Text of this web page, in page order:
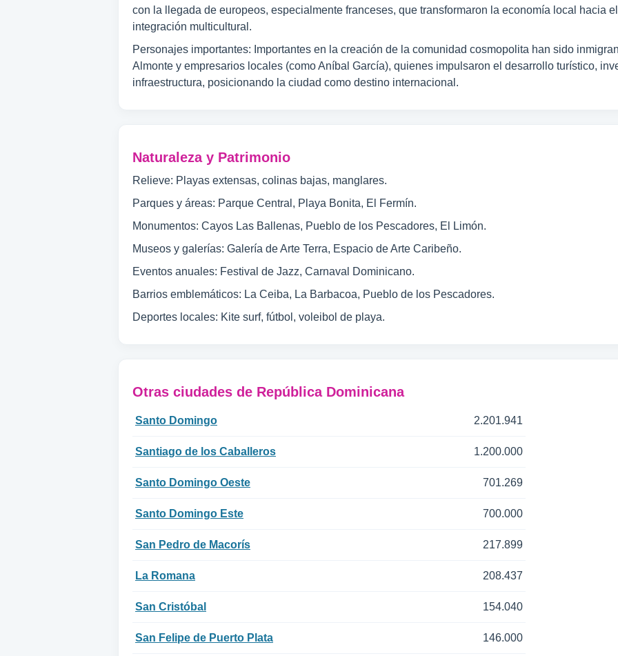
con la llegada de europeos, especialmente franceses, que transformaron la economía local hacia
integración multicultural.
Personajes importantes: Importantes en la creación de la comunidad cosmopolita han sido
Almonte y empresarios locales (como Aníbal García), quienes impulsaron el desarrollo turístico,
infraestructura, posicionando la ciudad como destino internacional.
Naturaleza y Patrimonio
Relieve: Playas extensas, colinas bajas, manglares.
Parques y áreas: Parque Central, Playa Bonita, El Fermín.
Monumentos: Cayos Las Ballenas, Pueblo de los Pescadores, El Limón.
Museos y galerías: Galería de Arte Terra, Espacio de Arte Caribeño.
Eventos anuales: Festival de Jazz, Carnaval Dominicano.
Barrios emblemáticos: La Ceiba, La Barbacoa, Pueblo de los Pescadores.
Deportes locales: Kite surf, fútbol, voleibol de playa.
Otras ciudades de República Dominicana
Santo Domingo 2.201.941
Santiago de los Caballeros 1.200.000
Santo Domingo Oeste 701.269
Santo Domingo Este 700.000
San Pedro de Macorís 217.899
La Romana 208.437
San Cristóbal 154.040
San Felipe de Puerto Plata 146.000